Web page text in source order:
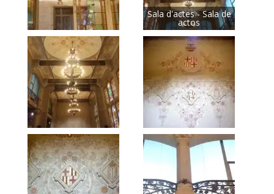
Sala d'actes - Sala de
actos